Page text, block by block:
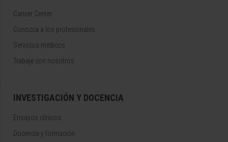
Cancer Center
Conozca a los profesionales
Servicios médicos
Trabaje con nosotros
INVESTIGACIÓN Y DOCENCIA
Ensayos clínicos
Docencia y formación